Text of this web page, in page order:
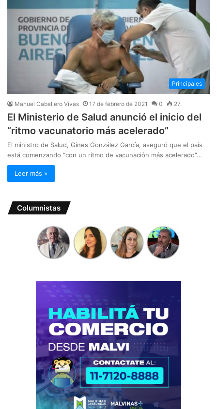
Principales
Manuel Caballero Vivas 17 de febrero de 2021 0 27
El Ministerio de Salud anunció el inicio del
“ritmo vacunatorio más acelerado”
El ministro de Salud, Gines González García, aseguró que el país
está comenzando “con un ritmo de vacunación más acelerado”…
Leer más »
Columnistas